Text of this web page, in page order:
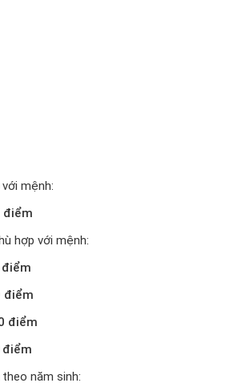
mệnh:
điểm
hợp với mệnh:
điểm
điểm
điểm
điểm
năm sinh: